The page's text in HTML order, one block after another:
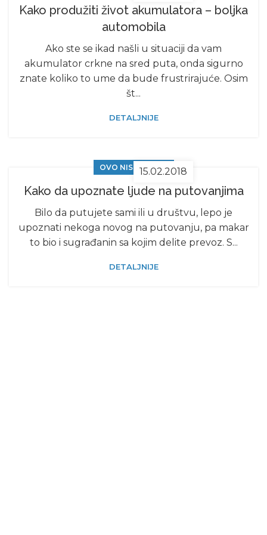
Kako produžiti život akumulatora – boljka
automobila
Ako ste se ikad našli u situaciji da vam
akumulator crkne na sred puta, onda sigurno
znate koliko to ume da bude frustrirajuće. Osim
št...
DETALJNIJE
15.02.2018
OVO NISTE ZNALI
Kako da upoznate ljude na putovanjima
Bilo da putujete sami ili u društvu, lepo je
upoznati nekoga novog na putovanju, pa makar
to bio i sugrađanin sa kojim delite prevoz. S...
DETALJNIJE